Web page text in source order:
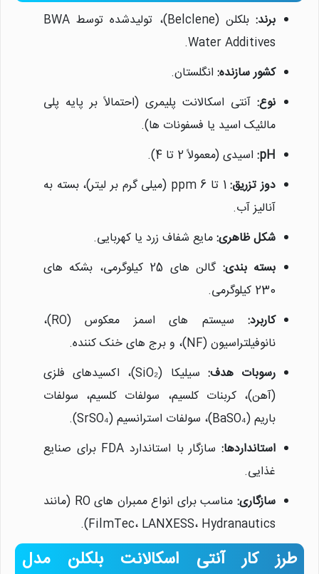
برند:
بلکلن (Belclene)، تولیدشده توسط BWA
Water Additives.
کشور سازنده: انگلستان.
نوع: آنتی اسکالانت پلیمری (احتمالاً بر پایه پلی
مالئیک اسید یا فسفونات ها).
pH: اسیدی (معمولاً 2 تا 4).
دوز تزریق:
1 تا 6 ppm (میلی گرم بر لیتر)، بسته به
آنالیز آب.
شکل ظاهری:مایع شفاف زرد یا کهربایی.
بسته بندی:
گالن های 25 کیلوگرمی، بشکه های
230 کیلوگرمی.
کاربرد:
سیستم های اسمز معکوس (RO)،
نانوفیلتراسیون (NF)، و برج های خنک کننده.
رسوبات هدف:
سیلیکا (SiO₂)، اکسیدهای فلزی
(آهن)، کربنات کلسیم، سولفات کلسیم، سولفات
باریم (BaSO₄)، سولفات استرانسیم (SrSO₄).
استانداردها:
سازگار با استاندارد FDA برای صنایع
غذایی.
سازگاری:
مناسب برای انواع ممبران های RO (مانند
FilmTec، LANXESS، Hydranautics).
طرز کار آنتی اسکالانت بلکلن مدل